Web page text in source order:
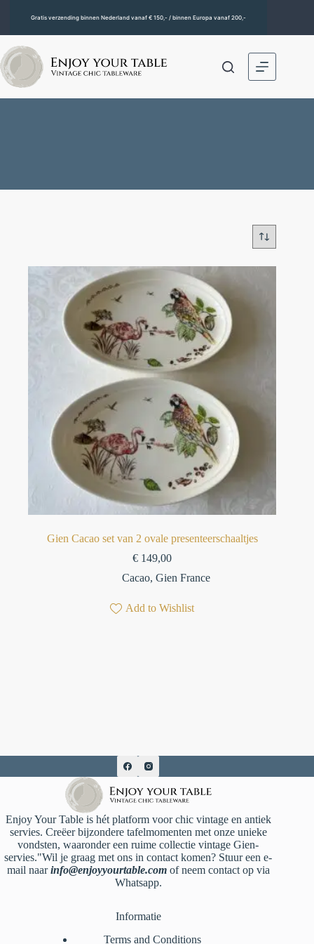
Gratis verzending binnen Nederland vanaf € 150,- / binnen Europa vanaf 200,-
Gien Cacao set van 2 ovale presenteerschaaltjes
€ 149,00
Cacao,Gien France
Add to Wishlist
Enjoy Your Table is hét platform voor chic vintage en antiek
servies. Creëer bijzondere tafelmomenten met onze unieke
vondsten, waaronder een ruime collectie vintage Gien-
servies."Wil je graag met ons in contact komen? Stuur een e-
mail naarinfo@enjoyyourtable.comof neem contact op via
Whatsapp.
Informatie
Terms and Conditions